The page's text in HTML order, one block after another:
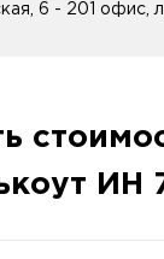
6 - 201 офис,
ИН